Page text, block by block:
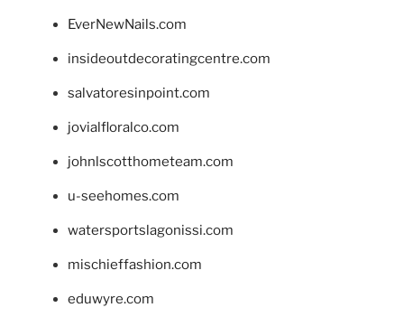
EverNewNails.com
insideoutdecoratingcentre.com
salvatoresinpoint.com
jovialfloralco.com
johnlscotthometeam.com
u-seehomes.com
watersportslagonissi.com
mischieffashion.com
eduwyre.com